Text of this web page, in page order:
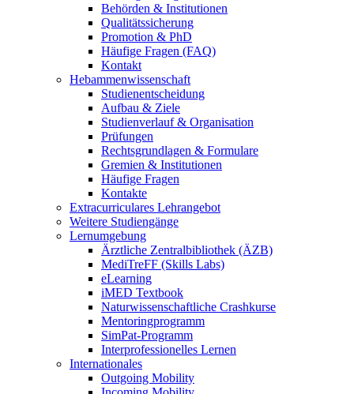
Behörden & Institutionen
Qualitätssicherung
Promotion & PhD
Häufige Fragen (FAQ)
Kontakt
Hebammenwissenschaft
Studienentscheidung
Aufbau & Ziele
Studienverlauf & Organisation
Prüfungen
Rechtsgrundlagen & Formulare
Gremien & Institutionen
Häufige Fragen
Kontakte
Extracurriculares Lehrangebot
Weitere Studiengänge
Lernumgebung
Ärztliche Zentralbibliothek (ÄZB)
MediTreFF (Skills Labs)
eLearning
iMED Textbook
Naturwissenschaftliche Crashkurse
Mentoringprogramm
SimPat-Programm
Interprofessionelles Lernen
Internationales
Outgoing Mobility